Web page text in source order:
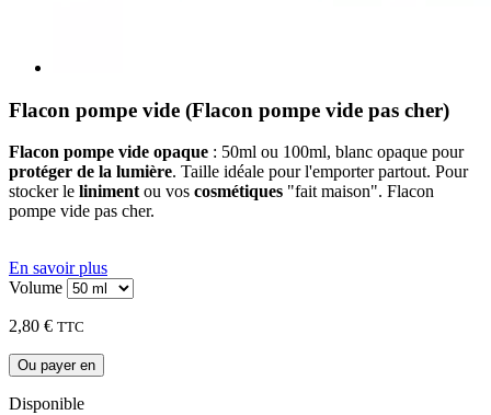
Flacon pompe vide (Flacon pompe vide pas cher)
Flacon pompe vide opaque : 50ml ou 100ml, blanc opaque pour
protéger de la lumière. Taille idéale pour l'emporter partout. Pour
stocker le liniment ou vos cosmétiques "fait maison". Flacon
pompe vide pas cher.
En savoir plus
Volume
2,80 € TTC
Ou payer en
Disponible